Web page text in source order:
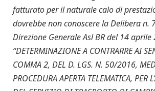
fatturato per il naturale calo di
dovrebbe non conoscere la Delibera n.
Direzione Generale Asl BR del 14 aprile
“DETERMINAZIONE A CONTRARRE AI
COMMA 2, DEL D. LGS. N. 50/2016,
PROCEDURA APERTA TELEMATICA, PER